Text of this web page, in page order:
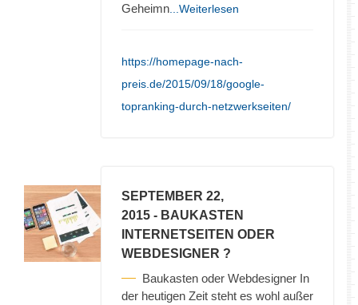
Geheimn ...Weiterlesen
https://homepage-nach-
preis.de/2015/09/18/google-
topranking-durch-netzwerkseiten/
SEPTEMBER 22,
2015 - BAUKASTEN
INTERNETSEITEN ODER
WEBDESIGNER ?
Baukasten oder Webdesigner In
der heutigen Zeit steht es wohl außer